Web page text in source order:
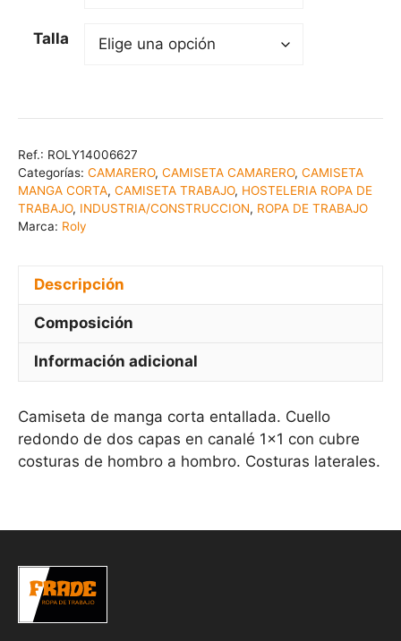
Talla
Ref.: ROLY14006627
Categorías: CAMARERO, CAMISETA CAMARERO, CAMISETA
MANGA CORTA, CAMISETA TRABAJO, HOSTELERIA ROPA DE
TRABAJO, INDUSTRIA/CONSTRUCCION, ROPA DE TRABAJO
Marca: Roly
Descripción
Composición
Información adicional
Camiseta de manga corta entallada. Cuello
redondo de dos capas en canalé 1×1 con cubre
costuras de hombro a hombro. Costuras laterales.